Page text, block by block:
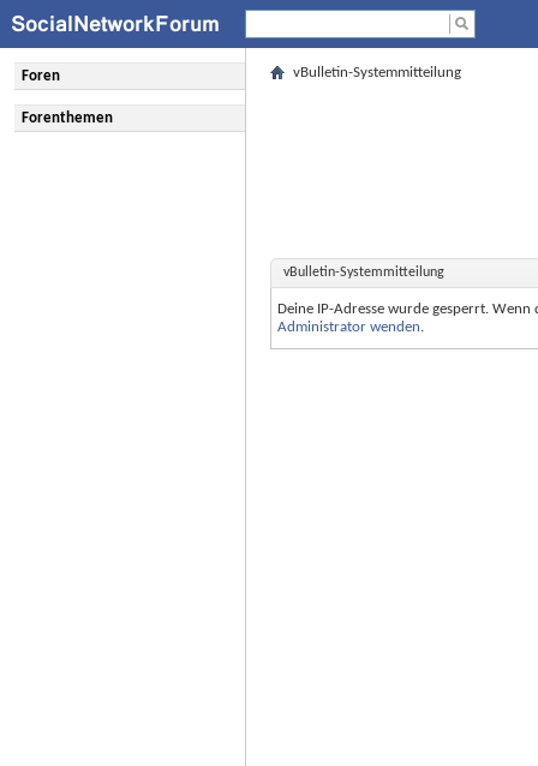
Foren
Forenthemen
vBulletin-Systemmitteilung
vBulletin-Systemmitteilung
Deine IP-Adresse wurde gesperrt.
Administrator wenden.